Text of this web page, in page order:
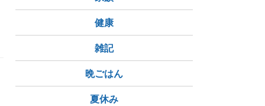
健康
雑記
晩ごはん
夏休み